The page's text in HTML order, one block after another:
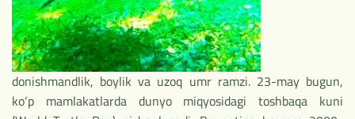
donishmandlik, boylik va uzoq umr ramzi. 23-may bugun,
ko‘p mamlakatlarda dunyo miqyosidagi toshbaqa kuni